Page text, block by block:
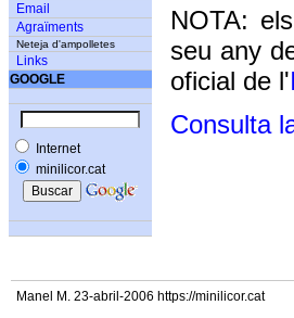
Email
Agraïments
Neteja d'ampolletes
Links
GOOGLE
Internet
minilicor.cat
NOTA:
seu any
oficial de l'
Consulta
Manel M. 23-abril-2006 https://minilicor.cat